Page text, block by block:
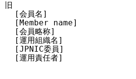
旧
[会員名]
[Member name]
[会員略称]
[運用組織名]
[JPNIC委員]
[運用責任者]